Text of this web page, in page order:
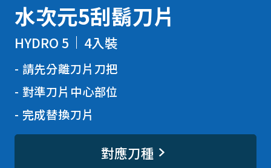
水次元5刮鬍刀片
HYDRO 5 4入裝
請先分離刀片刀把
對準刀片中心部位
完成替換刀片
對應刀種